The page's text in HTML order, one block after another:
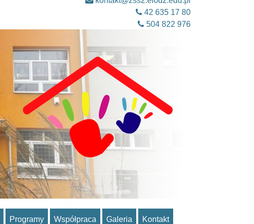
42 635 17 80
504 822 976
Programy Współpraca Galeria Kontakt